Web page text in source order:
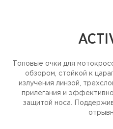
Топовые очки для
обзором, стойкой к
излучения линзой,
прилегания и
защитой носа.